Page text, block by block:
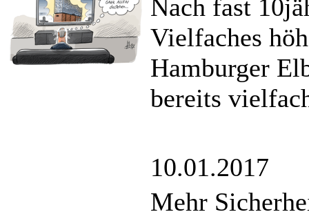
Nach fast
Vielfaches
Hamburger
bereits
10.01.2017
Mehr